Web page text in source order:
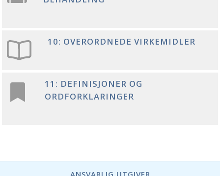
10: OVERORDNEDE VIRKEMIDLER
11: DEFINISJONER OG
ORDFORKLARINGER